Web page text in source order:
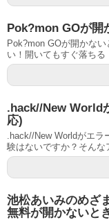
Pok?mon GOが開
Pok?mon GOが開かな
い！開いてもすぐ落ちる
.hack//New World
応)
.hack//New Worldがエ
験はないですか？そんな
池松あいみのめざ
無料が開かないと